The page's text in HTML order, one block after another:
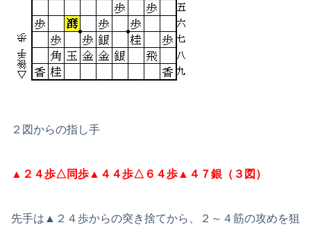
２図からの指し手
▲２４歩△同歩▲４４歩△６４歩▲４７銀（３図）
先手は▲２４歩からの突き捨てから、２～４筋の攻めを狙